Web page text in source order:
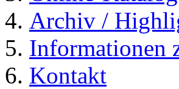
Archiv /
Informationen
Kontakt